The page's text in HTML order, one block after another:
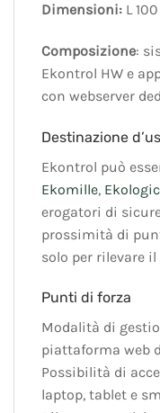
Dimensioni: L
Composizione:
Ekontrol HW e
con webserver
Destinazione
Ekontrol può
Ekomille, Ekologic
erogatori di
prossimità di
solo per rilevare
Punti di forza
Modalità di
piattaforma web
Possibilità di
laptop, tablet e